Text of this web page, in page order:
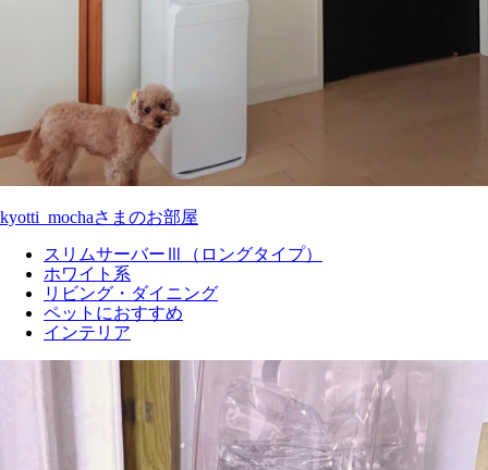
kyotti_mochaさまのお部屋
スリムサーバーⅢ（ロングタイプ）
ホワイト系
リビング・ダイニング
ペットにおすすめ
インテリア